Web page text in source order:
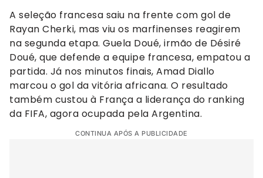
A seleção francesa saiu na frente com gol de
Rayan Cherki, mas viu os marfinenses reagirem
na segunda etapa. Guela Doué, irmão de Désiré
Doué, que defende a equipe francesa, empatou a
partida. Já nos minutos finais, Amad Diallo
marcou o gol da vitória africana. O resultado
também custou à França a liderança do ranking
da FIFA, agora ocupada pela Argentina.
CONTINUA APÓS A PUBLICIDADE